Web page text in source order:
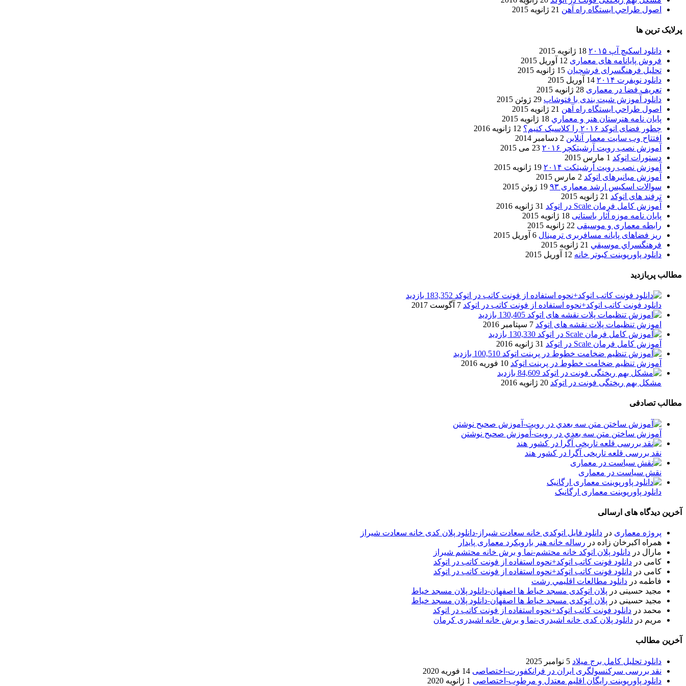
اصول طراحي ایستگاه راه آهن 21 ژانویه 2015
پرلایک ترین ها
دانلود اسکیچ آپ ۲۰۱۵
18 ژانویه 2015
فروش پایانامه های معماری 12 آوریل 2015
تحلیل فرهنگسرای فرشچیان 15 ژانویه 2015
دانلود نویفرت ۲۰۱۴
14 آوریل 2015
تعریف فضا در معماری 28 ژانویه 2015
دانلود آموزش شیت بندی با فتوشاپ 29 ژوئن 2015
اصول طراحي ایستگاه راه آهن 21 ژانویه 2015
پایان نامه هنرستان هنر و معماري 18 ژانویه 2015
چطور فضای اتوکد ۲۰۱۶ را کلاسیک کنیم؟
12 ژانویه 2016
افتتاح وب سایت معمار آنلاین 2 دسامبر 2014
آموزش نصب رویت آرشیتکچر ۲۰۱۶
23 می 2015
دستورات اتوکد 1 مارس 2015
آموزش نصب رویت آرشیتکت ۲۰۱۴
19 ژانویه 2015
آموزش میانبرهای اتوکد 2 مارس 2015
سوالات اسکیس ارشد معماری ۹۳
19 ژوئن 2015
ترفند های اتوکد 21 ژانویه 2015
آموزش کامل فرمان Scale در اتوکد
31 ژانویه 2016
پایان نامه موزه آثار باستانی 18 ژانویه 2015
رابطه معماری و موسیقی 22 ژانویه 2015
ریز فضاهای پایانه مسافربری ترمینال 6 آوریل 2015
فرهنگسراي موسيقي 21 ژانویه 2015
دانلود پاورپوینت کبوتر خانه 12 آوریل 2015
مطالب پربازدید
183,352 بازدید
دانلود فونت کاتب اتوکد+نحوه استفاده از فونت کاتب در اتوکد 7 آگوست 2017
130,405 بازدید
اموزش تنظیمات پلات نقشه های اتوکد 7 سپتامبر 2016
130,330 بازدید
آموزش کامل فرمان Scale در اتوکد
31 ژانویه 2016
100,510 بازدید
آموزش تنظیم ضخامت خطوط در پرینت اتوکد 10 فوریه 2016
84,609 بازدید
مشکل بهم ریختگی فونت در اتوکد 20 ژانویه 2016
مطالب تصادفی
آموزش ساختن ﻣﺘﻦ ﺳﻪ ﺑﻌﺪﻱ در رویت-آموزش صحیح نوشتن
نقد بررسی قلعه تاریخی آگرا در کشور هند
نقش سیاست در معماری
دانلود پاورپوینت معماری ارگانیک
آخرین دیدگاه های ارسالی
پروژه معماری در دانلود فایل اتوکدی خانه سعادت شیراز-دانلود پلان کدی خانه سعادت شیراز
همراه اکبرخان زاده در رساله خانه هنر بارویکرد معماری پایدار
مارال در دانلود پلان اتوکد خانه محتشم-نما و برش خانه محتشم شیراز
کامی در دانلود فونت کاتب اتوکد+نحوه استفاده از فونت کاتب در اتوکد
کامی در دانلود فونت کاتب اتوکد+نحوه استفاده از فونت کاتب در اتوکد
فاطمه در دانلود مطالعات اقليمي رشت
مجید حسینی در پلان اتوکدی مسجد خیاط ها اصفهان-دانلود پلان مسجد خیاط
مجید حسینی در پلان اتوکدی مسجد خیاط ها اصفهان-دانلود پلان مسجد خیاط
محمد در دانلود فونت کاتب اتوکد+نحوه استفاده از فونت کاتب در اتوکد
مریم در دانلود پلان کدی خانه اشیدری-نما و برش خانه اشیدری کرمان
آخرین مطالب
دانلود تحلیل کامل برج میلاد 5 نوامبر 2025
نقد بررسی سرکنسولگری ایران در فرانکفورت-اختصاصی 14 فوریه 2020
دانلود پاورپوینت رایگان اقلیم معتدل و مرطوب-اختصاصی 1 ژانویه 2020